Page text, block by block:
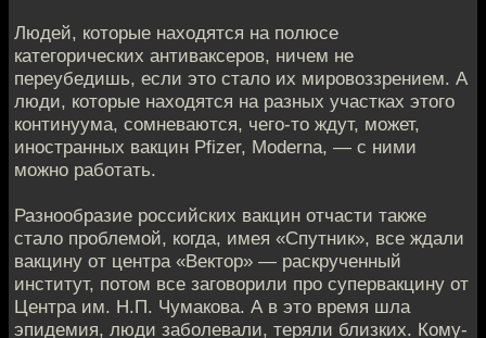
Людей, которые находятся на полюсе
категорических антиваксеров, ничем не
переубедишь, если это стало их мировоззрением. А
люди, которые находятся на разных участках этого
континуума, сомневаются, чего-то ждут, может,
иностранных вакцин Pfizer, Moderna, — с ними
можно работать.
Разнообразие российских вакцин отчасти также
стало проблемой, когда, имея «Спутник», все ждали
вакцину от центра «Вектор» — раскрученный
институт, потом все заговорили про супервакцину от
Центра им. Н.П. Чумакова. А в это время шла
эпидемия, люди заболевали, теряли близких. Кому-